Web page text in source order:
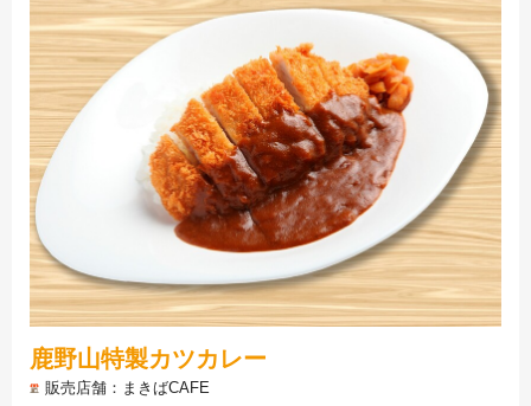
鹿野山特製カツカレー
販売店舗
まきばCAFE